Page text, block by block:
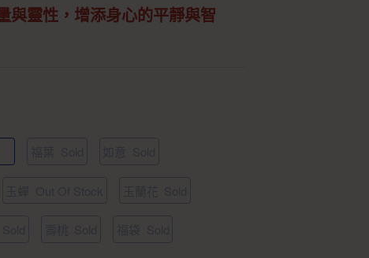
與靈性，增添身心的平靜與智